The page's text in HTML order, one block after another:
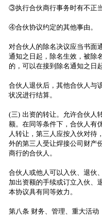
③执行合伙商行事务时有不正
④合伙协议约定的其他事由。
对合伙人的除名决议应当书面
通知之日起，除名生效，被除
的，可以在接到除名通知之日
合伙人退伙后，其他合伙人与
状况进行结算。
(三) 出资的转让。允许合伙人
额。在同等条件下，合伙人有
人转让，第三人应按入伙对待
外的第三人受让焊接公司财产
商行的合伙人。
合伙人或他人可以入伙、退伙
加出资额的手续或订立入伙、
本协议具有同等效力。
第八条 财务、管理、重大活动